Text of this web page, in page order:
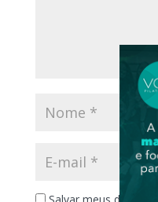
Salvar meus dados